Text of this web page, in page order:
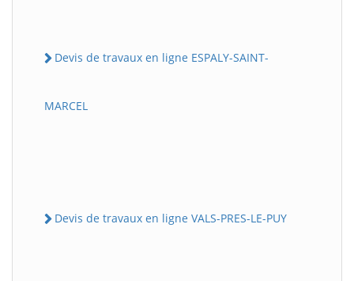
Devis de travaux en ligne ESPALY-SAINT-
MARCEL
Devis de travaux en ligne VALS-PRES-LE-PUY